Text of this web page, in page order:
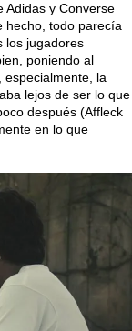
Adidas y Converse
hecho, todo parecía
los jugadores
poniendo al
especialmente, la
lejos de ser lo que
después (Affleck
en lo que